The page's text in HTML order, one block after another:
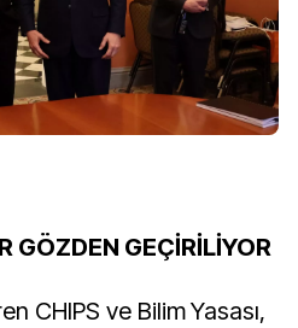
GÖZDEN GEÇİRİLİYOR
CHIPS ve Bilim Yasası,